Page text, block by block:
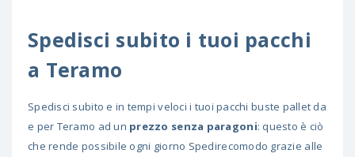
Spedisci subito i tuoi pacchi
a Teramo
Spedisci subito e in tempi veloci i tuoi pacchi buste pallet da
e per Teramo ad un prezzo senza paragoni: questo è ciò
che rende possibile ogni giorno Spedirecomodo grazie alle